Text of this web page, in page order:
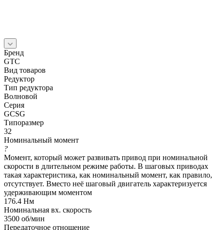
Бренд
GTC
Вид товаров
Редуктор
Тип редуктора
Волновой
Серия
GCSG
Типоразмер
32
Номинальный момент
?
Момент, который может развивать привод при номинальной
скорости в длительном режиме работы. В шаговых приводах
такая характеристика, как номинальный момент, как правило,
отсутствует. Вместо неё шаговый двигатель характеризуется
удерживающим моментом
176.4 Нм
Номинальная вх. скорость
3500 об/мин
Передаточное отношение